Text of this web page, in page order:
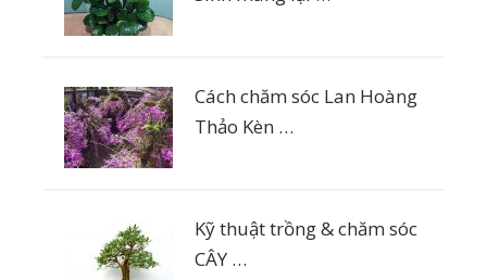
Cách chăm sóc Lan Hoàng
Thảo Kèn …
Kỹ thuật trồng & chăm sóc
CÂY …